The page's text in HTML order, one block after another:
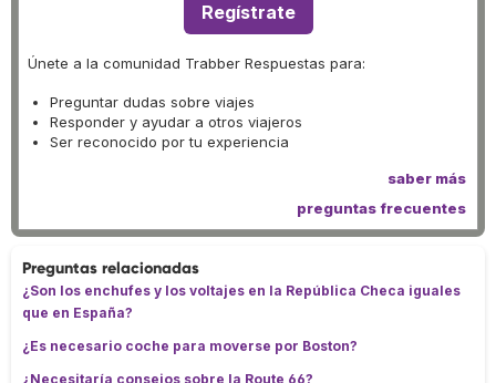
Regístrate
Únete a la comunidad Trabber Respuestas para:
Preguntar dudas sobre viajes
Responder y ayudar a otros viajeros
Ser reconocido por tu experiencia
saber más
preguntas frecuentes
Preguntas relacionadas
¿Son los enchufes y los voltajes en la República Checa iguales
que en España?
¿Es necesario coche para moverse por Boston?
¿Necesitaría consejos sobre la Route 66?